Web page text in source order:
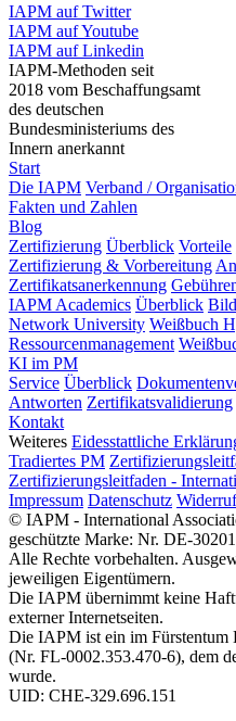
IAPM auf Twitter
IAPM auf Youtube
IAPM auf Linkedin
IAPM-Methoden seit
2018 vom Beschaffungsamt
des deutschen
Bundesministeriums des
Innern anerkannt
Start
Die IAPM Verband /
Fakten und Zahlen
Blog
Zertifizierung Überblick Vorteile
Zertifizierung & Vorbereitung
Zertifikatsanerkennung
IAPM Academics Überblick
Network University Weißbuch
Ressourcenmanagement
KI im PM
Service Überblick
Antworten Zertifikatsvalidierung
Kontakt
Weiteres Eidesstattliche
Tradiertes PM
Zertifizierungsleitfaden -
Impressum Datenschutz Widerruf
© IAPM - International
geschützte Marke: Nr. DE-
Alle Rechte vorbehalten.
jeweiligen Eigentümern.
Die IAPM übernimmt keine
externer Internetseiten.
Die IAPM ist ein im Fürstentum
(Nr. FL-0002.353.470-6), dem
wurde.
UID: CHE-329.696.151